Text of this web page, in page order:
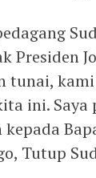
Presiden
tunai,
ini.
Tutup